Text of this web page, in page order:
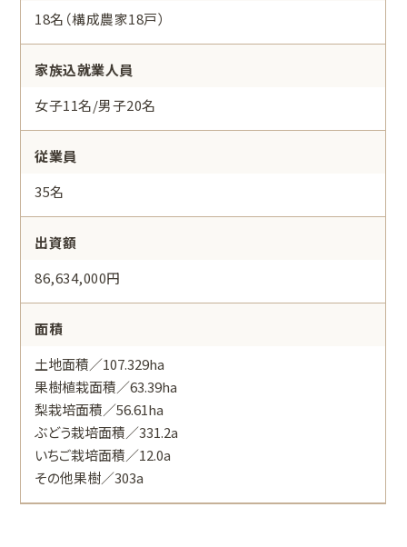
18名（構成農家18戸）
家族込就業人員
女子11名/男子20名
従業員
35名
出資額
86,634,000円
面積
土地面積／107.329ha
果樹植栽面積／63.39ha
梨栽培面積／56.61ha
ぶどう栽培面積／331.2a
いちご栽培面積／12.0a
その他果樹／303a